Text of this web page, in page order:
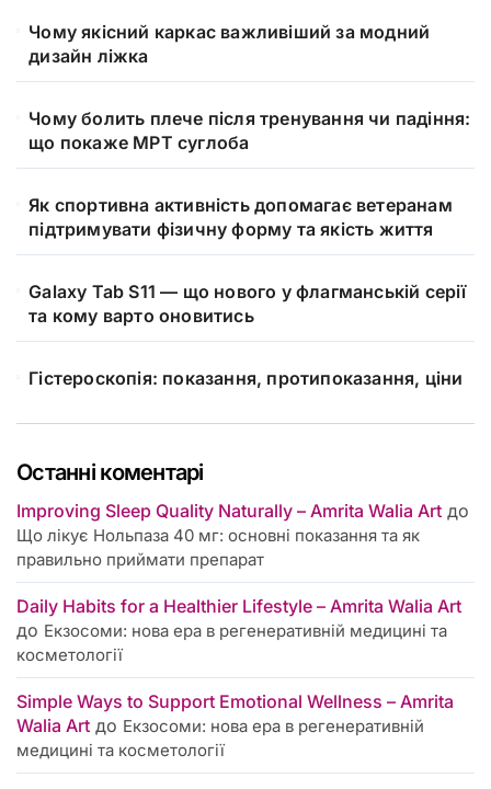
Чому якісний каркас важливіший за модний
дизайн ліжка
Чому болить плече після тренування чи падіння:
що покаже МРТ суглоба
Як спортивна активність допомагає ветеранам
підтримувати фізичну форму та якість життя
Galaxy Tab S11 — що нового у флагманській серії
та кому варто оновитись
Гістероскопія: показання, протипоказання, ціни
Останні коментарі
Improving Sleep Quality Naturally – Amrita Walia Art до
Що лікує Нольпаза 40 мг: основні показання та як
правильно приймати препарат
Daily Habits for a Healthier Lifestyle – Amrita Walia Art
до Екзосоми: нова ера в регенеративній медицині та
косметології
Simple Ways to Support Emotional Wellness – Amrita
Walia Art до Екзосоми: нова ера в регенеративній
медицині та косметології